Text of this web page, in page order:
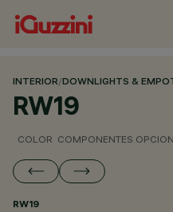
INTERIOR/DOWNLIGHTS &
RW19
COLOR COMPONENTES
RW19